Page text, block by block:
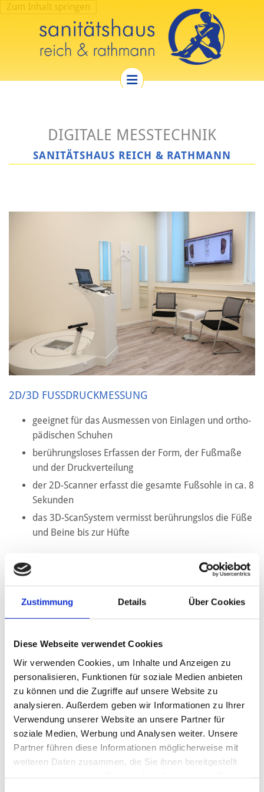
Zustimmung Details Über Cookies
Diese Webseite verwendet Cookies
Wir verwenden Cookies, um Inhalte und Anzeigen zu
personalisieren, Funktionen für soziale Medien anbieten
zu können und die Zugriffe auf unsere Website zu
analysieren. Außerdem geben wir Informationen zu Ihrer
Verwendung unserer Website an unsere Partner für
soziale Medien, Werbung und Analysen weiter. Unsere
Partner führen diese Informationen möglicherweise mit
weiteren Daten zusammen, die Sie ihnen bereitgestellt
Zum Inhalt springen
DIGITALE MESSTECHNIK
SANITÄTSHAUS REICH & RATHMANN
2D/3D FUSSDRUCKMESSUNG
ge­eig­net für das Aus­mes­sen von Ein­la­gen und or­tho­
pä­di­schen Schu­hen
be­rüh­rungs­lo­ses Er­fas­sen der Form, der Fuß­ma­ße
und der Druck­ver­tei­lung
der 2D-Scan­ner er­fasst die ge­sam­te Fuß­soh­le in ca. 8
Se­kun­den
das 3D-Scan­Sys­tem ver­misst be­rüh­rungs­los die Füße
und Beine bis zur Hüfte
Während des Messvorgangs steht der Patient auf einer
orthopädischen Werkstätten Südstadt